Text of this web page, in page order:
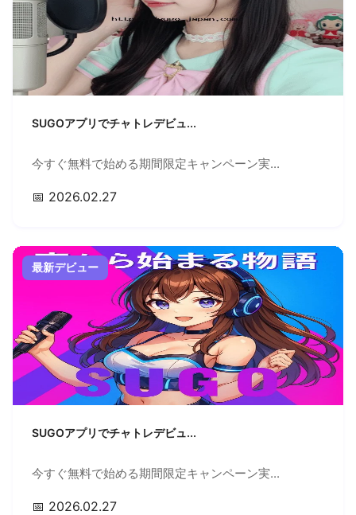
SUGOアプリでチャトレデビュ...
今すぐ無料で始める期間限定キャンペーン実...
📅 2026.02.27
最新デビュー
SUGOアプリでチャトレデビュ...
今すぐ無料で始める期間限定キャンペーン実...
📅 2026.02.27